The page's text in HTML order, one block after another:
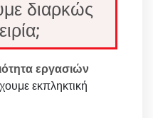
διαρκώς
εργασιών
εκπληκτική